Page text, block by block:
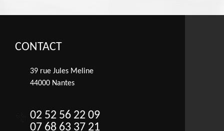
CONTACT
39 rue Jules Meline
44000 Nantes
02 52 56 22 09
07 68 63 37 21